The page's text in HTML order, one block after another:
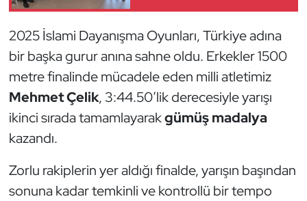
2025 İslami Dayanışma Oyunları, Türkiye adına
bir başka gurur anına sahne oldu. Erkekler 1500
metre finalinde mücadele eden milli atletimiz
Mehmet Çelik, 3:44.50’lik derecesiyle yarışı
ikinci sırada tamamlayarakgümüş madalya
kazandı.
Zorlu rakiplerin yer aldığı finalde, yarışın başından
sonuna kadar temkinli ve kontrollü bir tempo
Futbol
Futsal
Genel
Golf
Halter